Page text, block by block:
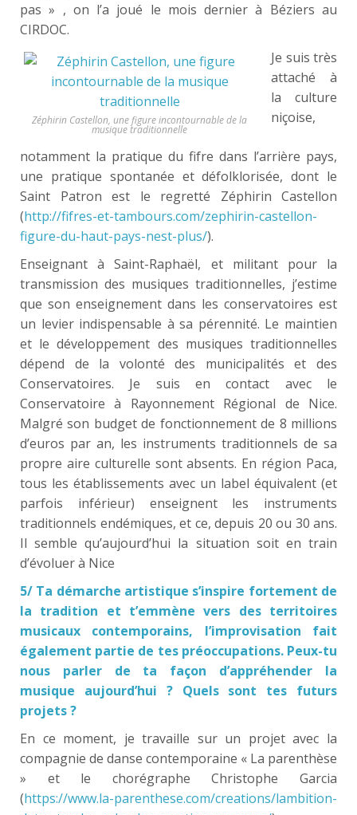
pas » , on l’a joué le mois dernier à Béziers au
CIRDOC.
Zéphirin Castellon, une figure incontournable de la
musique traditionnelle
Je suis très
attaché à
la culture
niçoise,
notamment la pratique du fifre dans l’arrière pays,
une pratique spontanée et défolklorisée, dont le
Saint Patron est le regretté Zéphirin Castellon
(http://fifres-et-tambours.com/zephirin-castellon-
figure-du-haut-pays-nest-plus/).
Enseignant à Saint-Raphaël, et militant pour la
transmission des musiques traditionnelles, j’estime
que son enseignement dans les conservatoires est
un levier indispensable à sa pérennité. Le maintien
et le développement des musiques traditionnelles
dépend de la volonté des municipalités et des
Conservatoires. Je suis en contact avec le
Conservatoire à Rayonnement Régional de Nice.
Malgré son budget de fonctionnement de 8 millions
d’euros par an, les instruments traditionnels de sa
propre aire culturelle sont absents. En région Paca,
tous les établissements avec un label équivalent (et
parfois inférieur) enseignent les instruments
traditionnels endémiques, et ce, depuis 20 ou 30 ans.
Il semble qu’aujourd’hui la situation soit en train
d’évoluer à Nice
5/ Ta démarche artistique s’inspire fortement de
la tradition et t’emmène vers des territoires
musicaux contemporains, l’improvisation fait
également partie de tes préoccupations. Peux-tu
nous parler de ta façon d’appréhender la
musique aujourd’hui ? Quels sont tes futurs
projets ?
En ce moment, je travaille sur un projet avec la
compagnie de danse contemporaine « La parenthèse
» et le chorégraphe Christophe Garcia
(https://www.la-parenthese.com/creations/lambition-